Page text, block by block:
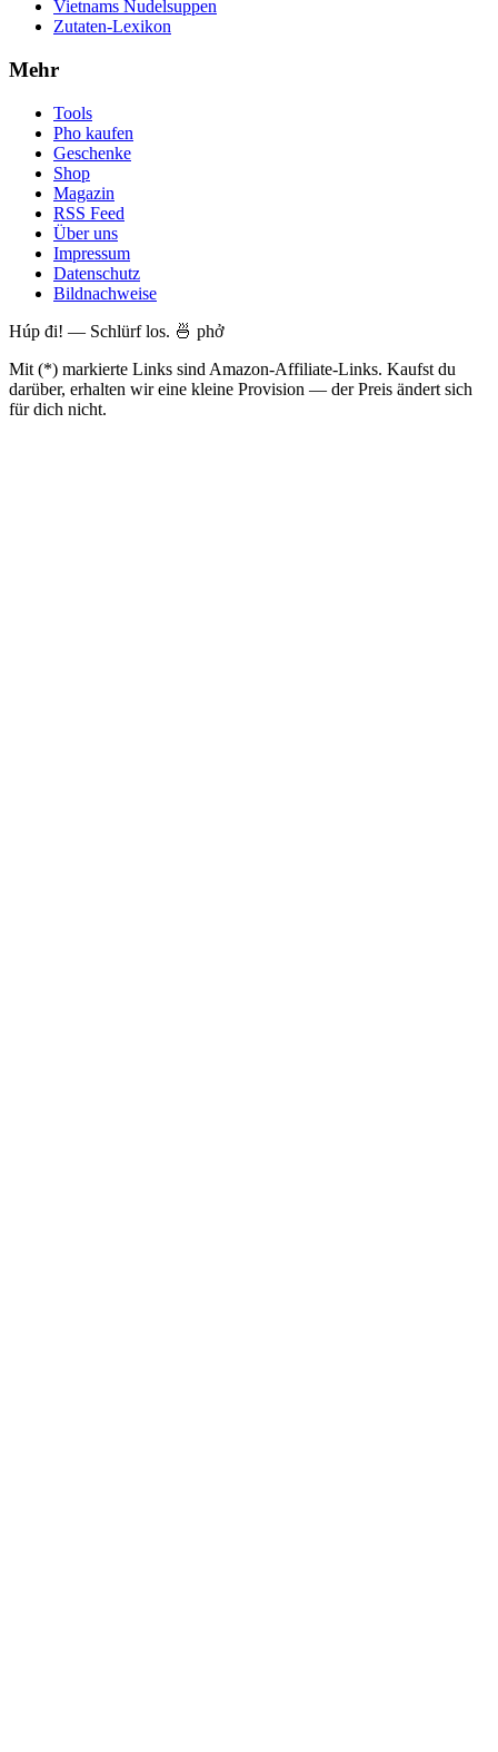
Vietnams Nudelsuppen
Zutaten-Lexikon
Mehr
Tools
Pho kaufen
Geschenke
Shop
Magazin
RSS Feed
Über uns
Impressum
Datenschutz
Bildnachweise
Húp đi! — Schlürf los. 🍜 phở
Mit (*) markierte Links sind Amazon-Affiliate-Links. Kaufst du
darüber, erhalten wir eine kleine Provision — der Preis ändert sich
für dich nicht.